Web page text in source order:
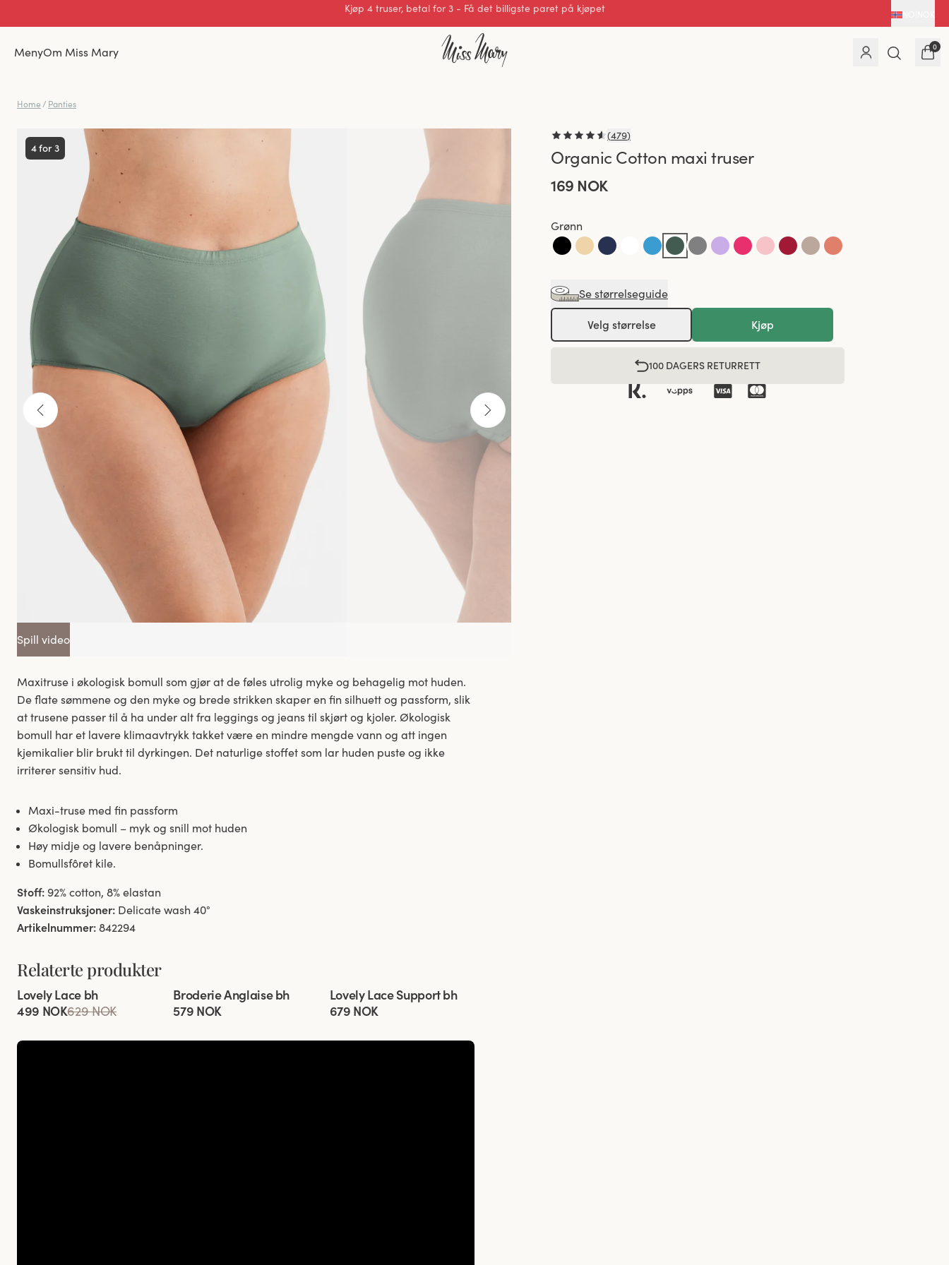
Utmerket 0 av 5
MenyOm Miss Mary 0
Home / Panties
4 for 3
Spill video
(479)
Organic Cotton maxi truser
169 NOK
Grønn
Se størrelseguide
Velg størrelse Kjøp
100 DAGERS RETURRETT
Maxitruse i økologisk bomull som gjør at de føles utrolig myke og behagelig mot huden.
De flate sømmene og den myke og brede strikken skaper en fin silhuett og passform, slik
at trusene passer til å ha under alt fra leggings og jeans til skjørt og kjoler. Økologisk
bomull har et lavere klimaavtrykk takket være en mindre mengde vann og att ingen
kjemikalier blir brukt til dyrkingen. Det naturlige stoffet som lar huden puste og ikke
irriterer sensitiv hud.
Maxi-truse med fin passform
Økologisk bomull – myk og snill mot huden
Høy midje og lavere benåpninger.
Bomullsfôret kile.
Stoff: 92% cotton, 8% elastan
Vaskeinstruksjoner: Delicate wash 40°
Artikelnummer: 842294
Relaterte produkter
Komfortskulderbånd
Lovely Lace bh
499 NOK629 NOK
Broderie Anglaise bh
579 NOK
Lovely Lace Support bh
679 NOK